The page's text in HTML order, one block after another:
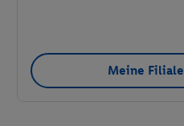
Meine Filiale